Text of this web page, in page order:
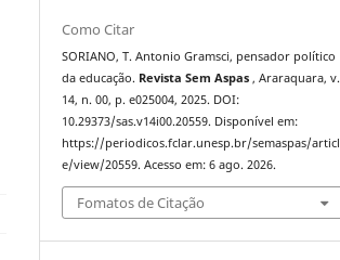
Como Citar
SORIANO, T. Antonio Gramsci, pensador político
da educação. Revista Sem Aspas , Araraquara, v.
14, n. 00, p. e025004, 2025. DOI:
10.29373/sas.v14i00.20559. Disponível em:
https://periodicos.fclar.unesp.br/semaspas/articl
e/view/20559. Acesso em: 6 ago. 2026.
Fomatos de Citação